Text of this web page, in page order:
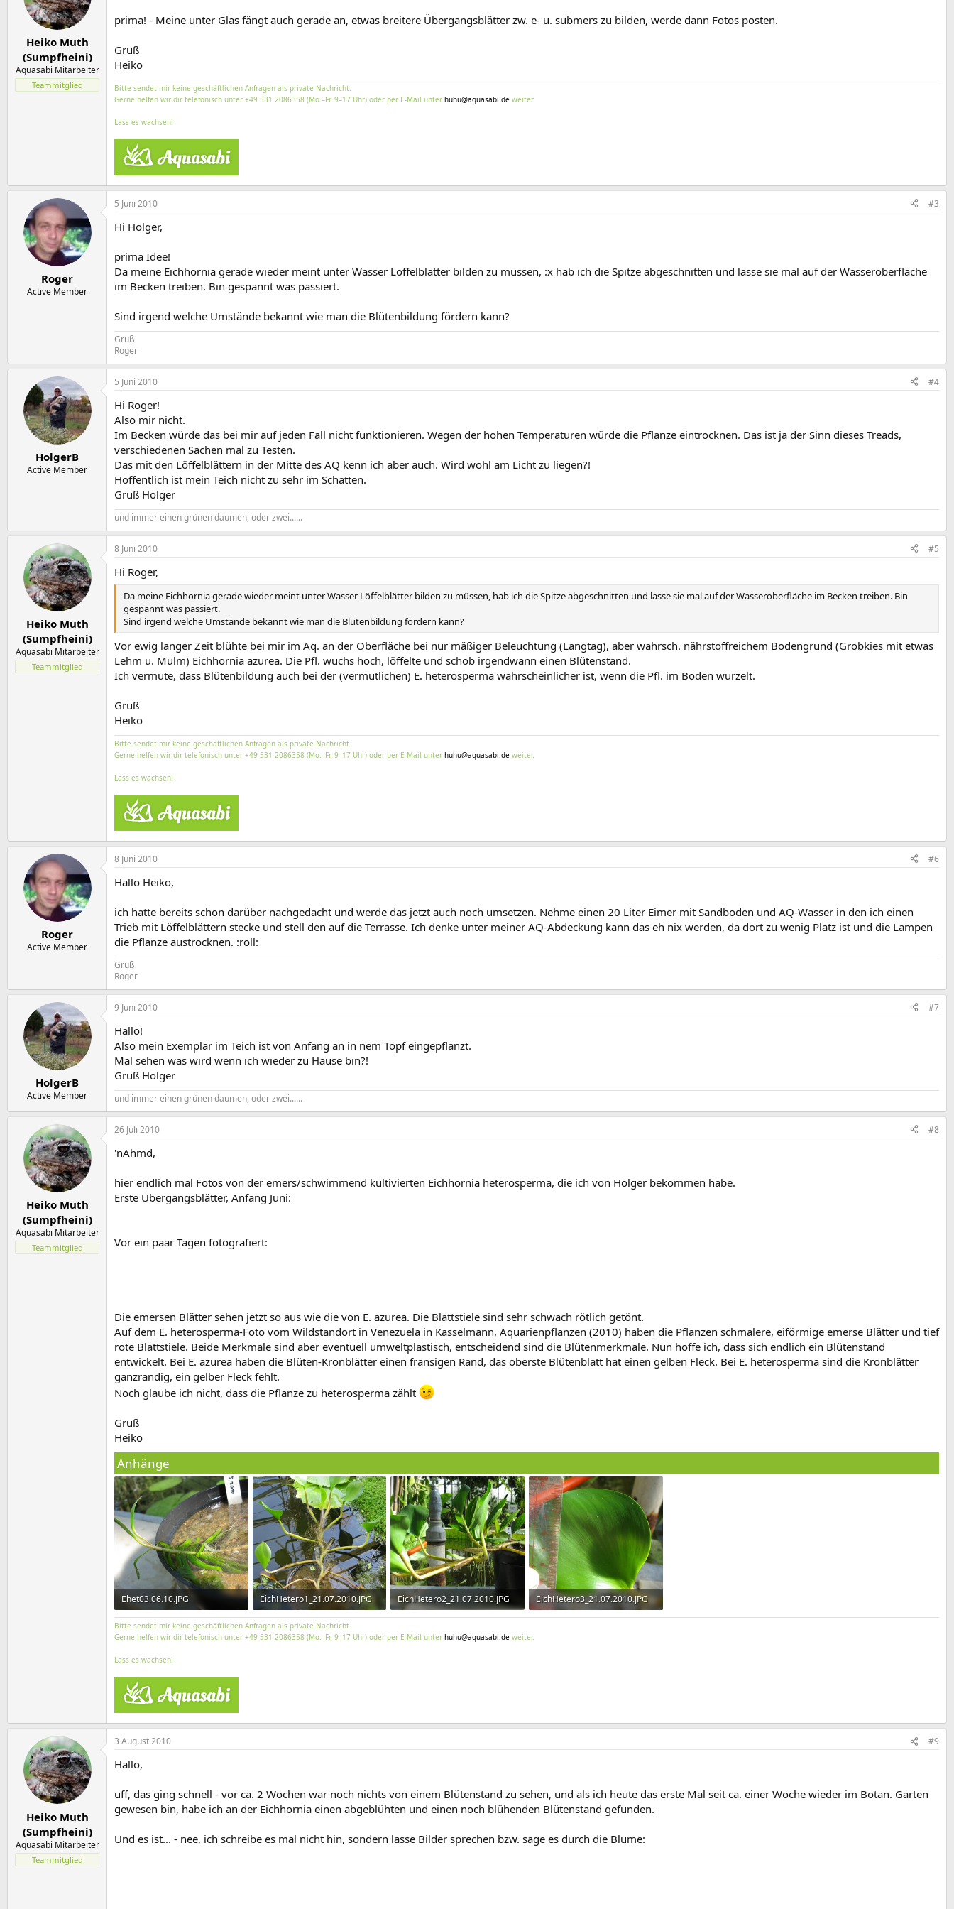
Heiko Muth
(Sumpfheini)
Aquasabi Mitarbeiter
Teammitglied
prima! - Meine unter Glas fängt auch gerade an, etwas breitere Übergangsblätter zw. e- u. submers zu bilden, werde dann Fotos posten.
Gruß
Heiko
Bitte sendet mir keine geschäftlichen Anfragen als private Nachricht.
Gerne helfen wir dir telefonisch unter +49 531 2086358 (Mo.–Fr. 9–17 Uhr) oder per E-Mail unter huhu@aquasabi.de weiter.
Lass es wachsen!
Roger
Active Member
5 Juni 2010 #3
Hi Holger,
prima Idee!
Da meine Eichhornia gerade wieder meint unter Wasser Löffelblätter bilden zu müssen, :x hab ich die Spitze abgeschnitten und lasse sie mal auf der Wasseroberfläche
im Becken treiben. Bin gespannt was passiert.
Sind irgend welche Umstände bekannt wie man die Blütenbildung fördern kann?
Gruß
Roger
HolgerB
Active Member
5 Juni 2010 #4
Hi Roger!
Also mir nicht.
Im Becken würde das bei mir auf jeden Fall nicht funktionieren. Wegen der hohen Temperaturen würde die Pflanze eintrocknen. Das ist ja der Sinn dieses Treads,
verschiedenen Sachen mal zu Testen.
Das mit den Löffelblättern in der Mitte des AQ kenn ich aber auch. Wird wohl am Licht zu liegen?!
Hoffentlich ist mein Teich nicht zu sehr im Schatten.
Gruß Holger
und immer einen grünen daumen, oder zwei......
Heiko Muth
(Sumpfheini)
Aquasabi Mitarbeiter
Teammitglied
8 Juni 2010 #5
Hi Roger,
Da meine Eichhornia gerade wieder meint unter Wasser Löffelblätter bilden zu müssen, hab ich die Spitze abgeschnitten und lasse sie mal auf der Wasseroberfläche im Becken treiben. Bin
gespannt was passiert.
Sind irgend welche Umstände bekannt wie man die Blütenbildung fördern kann?
Vor ewig langer Zeit blühte bei mir im Aq. an der Oberfläche bei nur mäßiger Beleuchtung (Langtag), aber wahrsch. nährstoffreichem Bodengrund (Grobkies mit etwas
Lehm u. Mulm) Eichhornia azurea. Die Pfl. wuchs hoch, löffelte und schob irgendwann einen Blütenstand.
Ich vermute, dass Blütenbildung auch bei der (vermutlichen) E. heterosperma wahrscheinlicher ist, wenn die Pfl. im Boden wurzelt.
Gruß
Heiko
Bitte sendet mir keine geschäftlichen Anfragen als private Nachricht.
Gerne helfen wir dir telefonisch unter +49 531 2086358 (Mo.–Fr. 9–17 Uhr) oder per E-Mail unter huhu@aquasabi.de weiter.
Lass es wachsen!
Roger
Active Member
8 Juni 2010 #6
Hallo Heiko,
ich hatte bereits schon darüber nachgedacht und werde das jetzt auch noch umsetzen. Nehme einen 20 Liter Eimer mit Sandboden und AQ-Wasser in den ich einen
Trieb mit Löffelblättern stecke und stell den auf die Terrasse. Ich denke unter meiner AQ-Abdeckung kann das eh nix werden, da dort zu wenig Platz ist und die Lampen
die Pflanze austrocknen. :roll:
Gruß
Roger
HolgerB
Active Member
9 Juni 2010 #7
Hallo!
Also mein Exemplar im Teich ist von Anfang an in nem Topf eingepflanzt.
Mal sehen was wird wenn ich wieder zu Hause bin?!
Gruß Holger
und immer einen grünen daumen, oder zwei......
Heiko Muth
(Sumpfheini)
Aquasabi Mitarbeiter
Teammitglied
26 Juli 2010 #8
'nAhmd,
hier endlich mal Fotos von der emers/schwimmend kultivierten Eichhornia heterosperma, die ich von Holger bekommen habe.
Erste Übergangsblätter, Anfang Juni:
Vor ein paar Tagen fotografiert:
Die emersen Blätter sehen jetzt so aus wie die von E. azurea. Die Blattstiele sind sehr schwach rötlich getönt.
Auf dem E. heterosperma-Foto vom Wildstandort in Venezuela in Kasselmann, Aquarienpflanzen (2010) haben die Pflanzen schmalere, eiförmige emerse Blätter und tief
rote Blattstiele. Beide Merkmale sind aber eventuell umweltplastisch, entscheidend sind die Blütenmerkmale. Nun hoffe ich, dass sich endlich ein Blütenstand
entwickelt. Bei E. azurea haben die Blüten-Kronblätter einen fransigen Rand, das oberste Blütenblatt hat einen gelben Fleck. Bei E. heterosperma sind die Kronblätter
ganzrandig, ein gelber Fleck fehlt.
Noch glaube ich nicht, dass die Pflanze zu heterosperma zählt
Gruß
Heiko
Anhänge
Ehet03.06.10.JPG
860,9 KB · Aufrufe: 1.397
EichHetero1_21.07.2010.JPG
902,9 KB · Aufrufe: 1.426
EichHetero2_21.07.2010.JPG
740,8 KB · Aufrufe: 1.457
EichHetero3_21.07.2010.JPG
505,7 KB · Aufrufe: 1.435
Bitte sendet mir keine geschäftlichen Anfragen als private Nachricht.
Gerne helfen wir dir telefonisch unter +49 531 2086358 (Mo.–Fr. 9–17 Uhr) oder per E-Mail unter huhu@aquasabi.de weiter.
Lass es wachsen!
Heiko Muth
(Sumpfheini)
Aquasabi Mitarbeiter
Teammitglied
3 August 2010 #9
Hallo,
uff, das ging schnell - vor ca. 2 Wochen war noch nichts von einem Blütenstand zu sehen, und als ich heute das erste Mal seit ca. einer Woche wieder im Botan. Garten
gewesen bin, habe ich an der Eichhornia einen abgeblühten und einen noch blühenden Blütenstand gefunden.
Und es ist... - nee, ich schreibe es mal nicht hin, sondern lasse Bilder sprechen bzw. sage es durch die Blume: